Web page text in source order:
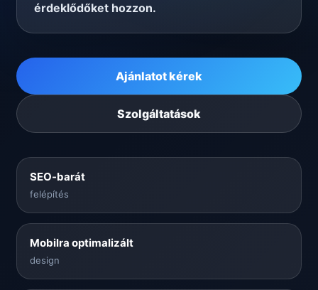
érdeklődőket hozzon.
Ajánlatot kérek
Szolgáltatások
SEO-barát
felépítés
Mobilra optimalizált
design